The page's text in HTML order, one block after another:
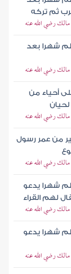
ثم تركه
رضي الله عنه
شهرا بعد
رضي الله عنه
أحياء من
رضي الله عنه
من عمر رسول
رضي الله عنه
شهرا يدعو
لهم القراء
رضي الله عنه
شهرا يدعو
رضي الله عنه